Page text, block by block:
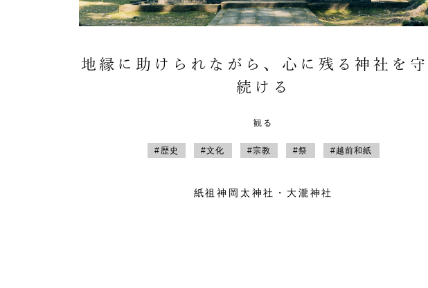
地縁に助けられながら、心に残る神社を守
続ける
観る
#歴史 #文化 #宗教 #祭 #越前和紙
紙祖神岡太神社・大瀧神社